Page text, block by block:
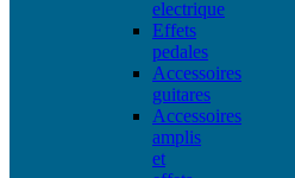
electrique
Effets
pedales
Accessoires
guitares
Accessoires
amplis
et